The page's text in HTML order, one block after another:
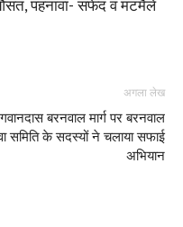
पहनावा- सफेद व मटमैले
अगला लेख
बरनवाल मार्ग पर बरनवाल
समिति के सदस्यों ने चलाया सफाई
अभियान